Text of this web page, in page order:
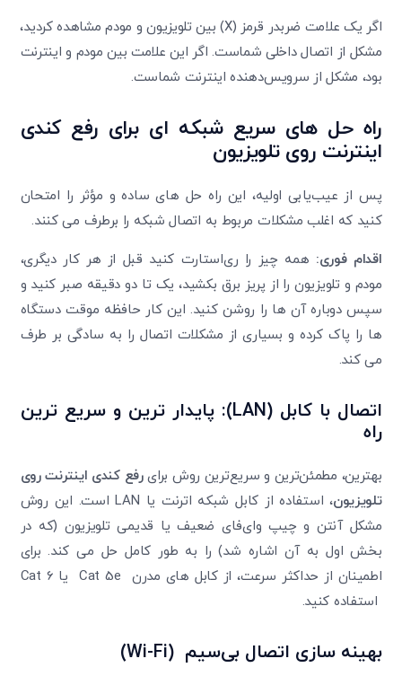
اگر یک علامت ضربدر قرمز (X) بین تلویزیون و مودم مشاهده کردید،
مشکل از اتصال داخلی شماست. اگر این علامت بین مودم و اینترنت
بود، مشکل از سرویس‌دهنده اینترنت شماست.
راه‌ حل ‌های سریع شبکه ‌ای برای رفع کندی
اینترنت روی تلویزیون
پس از عیب‌یابی اولیه، این راه ‌حل ‌های ساده و مؤثر را امتحان
کنید که اغلب مشکلات مربوط به اتصال شبکه را برطرف می ‌کنند.
اقدام فوری: همه چیز را ری‌استارت کنید قبل از هر کار دیگری،
مودم و تلویزیون را از پریز برق بکشید، یک تا دو دقیقه صبر کنید و
سپس دوباره آن ‌ها را روشن کنید. این کار حافظه موقت دستگاه
‌ها را پاک کرده و بسیاری از مشکلات اتصال را به سادگی بر طرف
می ‌کند.
اتصال با کابل(LAN)
: پایدار ترین و سریع‌ ترین
راه
بهترین، مطمئن‌ترین و سریع‌ترین روش برایرفع کندی اینترنت روی
تلویزیون
، استفاده از کابل شبکه اترنت یا LAN است. این روش
مشکل آنتن و چیپ وای‌فای ضعیف یا قدیمی تلویزیون (که در
بخش اول به آن اشاره شد) را به طور کامل حل می ‌کند. برای
اطمینان از حداکثر سرعت، از کابل‌ های مدرن Cat 5e
یا Cat 6
استفاده کنید.
بهینه ‌سازی اتصال بی‌سیم (Wi-Fi)